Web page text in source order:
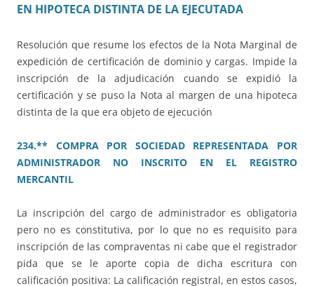
EN HIPOTECA DISTINTA DE LA EJECUTADA
Resolución que resume los efectos de la Nota Marginal de
expedición de certificación de dominio y cargas. Impide la
inscripción de la adjudicación cuando se expidió la
certificación y se puso la Nota al margen de una hipoteca
distinta de la que era objeto de ejecución
234.** COMPRA POR SOCIEDAD REPRESENTADA POR
ADMINISTRADOR NO INSCRITO EN EL REGISTRO
MERCANTIL
La inscripción del cargo de administrador es obligatoria
pero no es constitutiva, por lo que no es requisito para
inscripción de las compraventas ni cabe que el registrador
pida que se le aporte copia de dicha escritura con
calificación positiva: La calificación registral, en estos casos,